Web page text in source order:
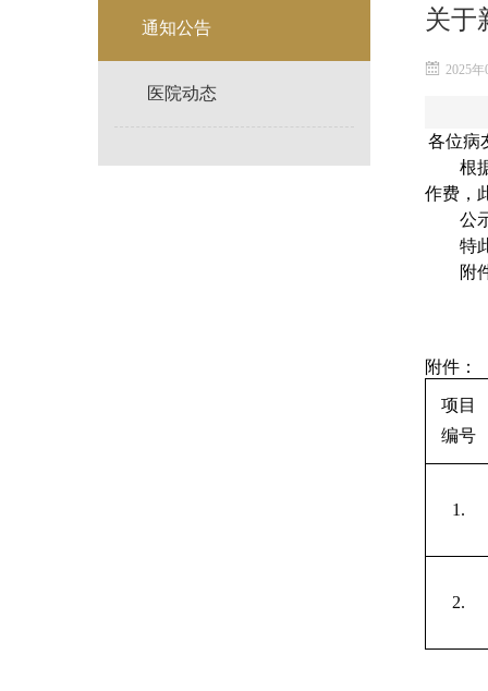
通知公告
医院动态
关于
2025
各位病
根
作费，
公
特
附
附件：
项目
编号
1.
2.